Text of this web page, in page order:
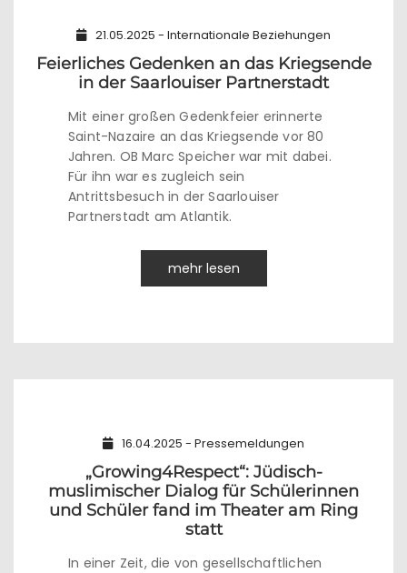
21.05.2025 - Internationale Beziehungen
Feierliches Gedenken an das Kriegsende
in der Saarlouiser Partnerstadt
Mit einer großen Gedenkfeier erinnerte
Saint-Nazaire an das Kriegsende vor 80
Jahren. OB Marc Speicher war mit dabei.
Für ihn war es zugleich sein
Antrittsbesuch in der Saarlouiser
Partnerstadt am Atlantik.
mehr lesen
16.04.2025 - Pressemeldungen
„Growing4Respect“: Jüdisch-
muslimischer Dialog für Schülerinnen
und Schüler fand im Theater am Ring
statt
In einer Zeit, die von gesellschaftlichen